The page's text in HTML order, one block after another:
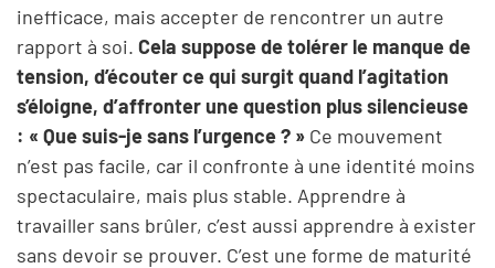
inefficace, mais accepter de rencontrer un autre
rapport à soi. Cela suppose de tolérer le manque de
tension, d’écouter ce qui surgit quand l’agitation
s’éloigne, d’affronter une question plus silencieuse
: « Que suis-je sans l’urgence ? » Ce mouvement
n’est pas facile, car il confronte à une identité moins
spectaculaire, mais plus stable. Apprendre à
travailler sans brûler, c’est aussi apprendre à exister
sans devoir se prouver. C’est une forme de maturité